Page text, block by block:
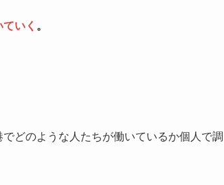
いく 。
どのような人たちが働いているか個人で調